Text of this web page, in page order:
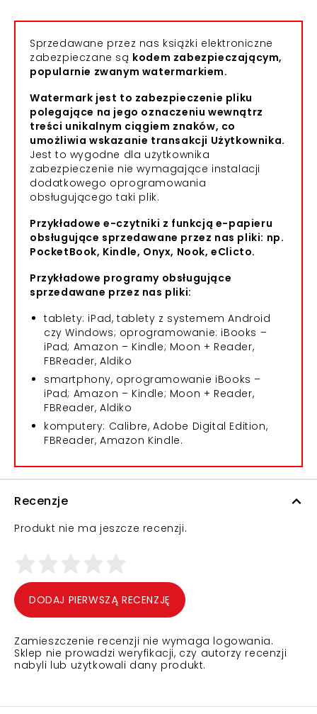
Sprzedawane przez nas książki elektroniczne
zabezpieczane są kodem zabezpieczającym,
popularnie zwanym watermarkiem.
Watermark jest to zabezpieczenie pliku
polegające na jego oznaczeniu wewnątrz
treści unikalnym ciągiem znaków, co
umożliwia wskazanie transakcji Użytkownika.
Jest to wygodne dla użytkownika
zabezpieczenie nie wymagające instalacji
dodatkowego oprogramowania
obsługującego taki plik.
Przykładowe e-czytniki z funkcją e-papieru
obsługujące sprzedawane przez nas pliki: np.
PocketBook, Kindle, Onyx, Nook, eClicto.
Przykładowe programy obsługujące
sprzedawane przez nas pliki:
tablety: iPad, tablety z systemem Android
czy Windows; oprogramowanie: iBooks –
iPad; Amazon – Kindle; Moon + Reader,
FBReader, Aldiko
smartphony, oprogramowanie iBooks –
iPad; Amazon – Kindle; Moon + Reader,
FBReader, Aldiko
komputery: Calibre, Adobe Digital Edition,
FBReader, Amazon Kindle.
Recenzje
Produkt nie ma jeszcze recenzji.
DODAJ PIERWSZĄ RECENZJĘ
Zamieszczenie recenzji nie wymaga logowania.
Sklep nie prowadzi weryfikacji, czy autorzy recenzji
nabyli lub użytkowali dany produkt.